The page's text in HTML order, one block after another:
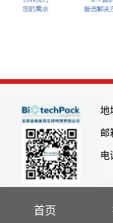
地
邮
电
首页